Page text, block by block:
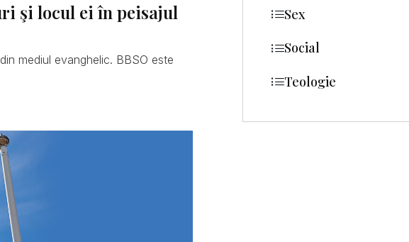
şi locul ei în peisajul
mediul evanghelic. BBSO este
Sex
Social
Teologie